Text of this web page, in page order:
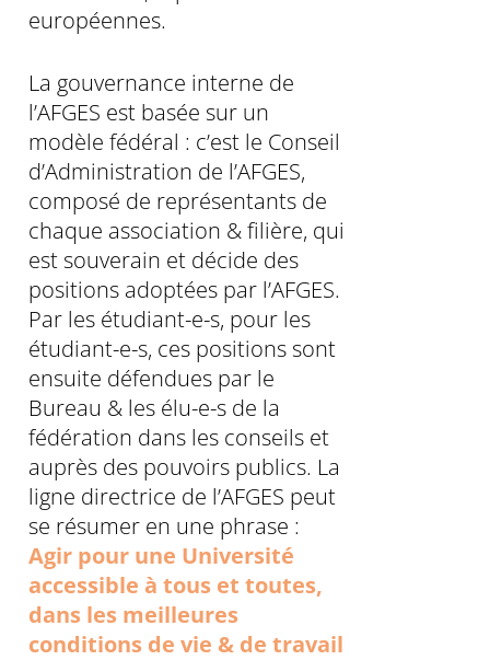
européennes.
La gouvernance interne de
l’AFGES est basée sur un
modèle fédéral : c’est le Conseil
d’Administration de l’AFGES,
composé de représentants de
chaque association & filière, qui
est souverain et décide des
positions adoptées par l’AFGES.
Par les étudiant-e-s, pour les
étudiant-e-s, ces positions sont
ensuite défendues par le
Bureau & les élu-e-s de la
fédération dans les conseils et
auprès des pouvoirs publics. La
ligne directrice de l’AFGES peut
se résumer en une phrase :
Agir pour une Université
accessible à tous et toutes,
dans les meilleures
conditions de vie & de travail